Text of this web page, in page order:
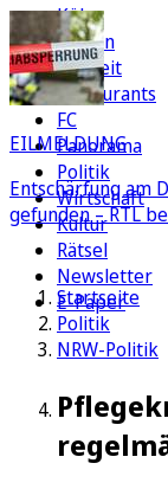
Köln
Region
Freizeit
Restaurants
FC
Panorama
Politik
Wirtschaft
Kultur
Rätsel
Newsletter
E-Paper
EILMELDUNG
Entschärfung am
gefunden – RTL
Startseite
Politik
NRW-Politik